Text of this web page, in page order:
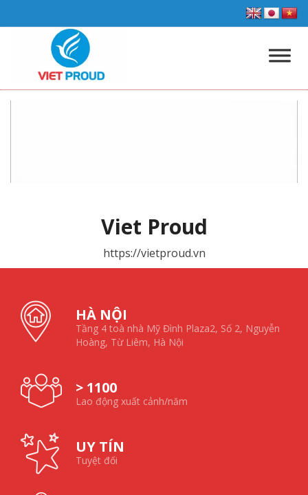
Viet Proud
https://vietproud.vn
HÀ NỘI
Tầng 4 toà nhà Mỹ Đình Plaza2, Số 2, Nguyễn
Hoàng, Từ Liêm, Hà Nội
> 1100
Lao động xuất cảnh/năm
UY TÍN
Tuyệt đối